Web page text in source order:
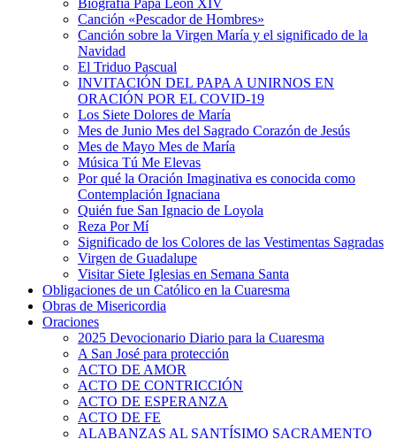
Biografía Papa León XIV
Canción «Pescador de Hombres»
Canción sobre la Virgen María y el significado de la
Navidad
El Triduo Pascual
INVITACIÓN DEL PAPA A UNIRNOS EN
ORACIÓN POR EL COVID-19
Los Siete Dolores de María
Mes de Junio Mes del Sagrado Corazón de Jesús
Mes de Mayo Mes de María
Música Tú Me Elevas
Por qué la Oración Imaginativa es conocida como
Contemplación Ignaciana
Quién fue San Ignacio de Loyola
Reza Por Mí
Significado de los Colores de las Vestimentas Sagradas
Virgen de Guadalupe
Visitar Siete Iglesias en Semana Santa
Obligaciones de un Católico en la Cuaresma
Obras de Misericordia
Oraciones
2025 Devocionario Diario para la Cuaresma
A San José para protección
ACTO DE AMOR
ACTO DE CONTRICCIÓN
ACTO DE ESPERANZA
ACTO DE FE
ALABANZAS AL SANTÍSIMO SACRAMENTO